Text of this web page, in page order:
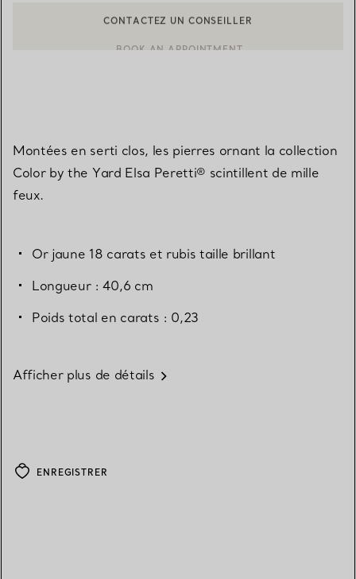
BOOK AN APPOINTMENT
Montées en serti clos, les pierres ornant la collection
Color by the Yard Elsa Peretti® scintillent de mille
feux.
Or jaune 18 carats et rubis taille brillant
Longueur : 40,6 cm
Poids total en carats : 0,23
Afficher plus de détails
ENREGISTRER